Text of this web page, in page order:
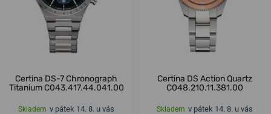
Certina DS-7 Chronograph
Titanium C043.417.44.041.00
Skladem v pátek 14. 8. u vás
Certina DS Action Quartz
C048.210.11.381.00
Skladem v pátek 14. 8. u vás